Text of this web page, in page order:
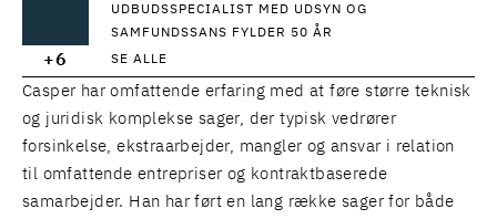
UDBUDSSPECIALIST MED UDSYN OG
SAMFUNDSSANS FYLDER 50 ÅR
+6 SE ALLE
Casper har omfattende erfaring med at føre større teknisk
og juridisk komplekse sager, der typisk vedrører
forsinkelse, ekstraarbejder, mangler og ansvar i relation
til omfattende entrepriser og kontraktbaserede
samarbejder. Han har ført en lang række sager for både